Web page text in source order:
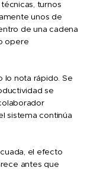
turnos
unos de
de una cadena
opere
lo nota rápido. Se
se
sistema continúa
el efecto
antes que